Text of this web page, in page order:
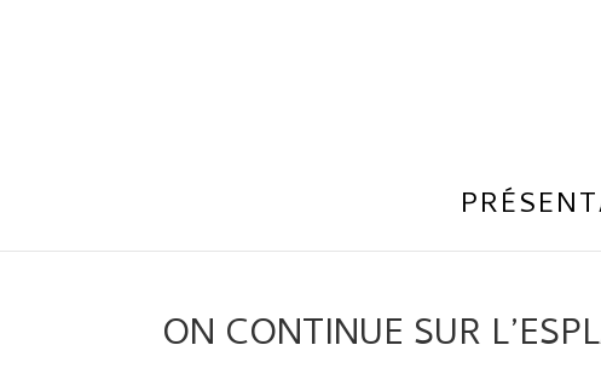
ON CONTINUE SUR